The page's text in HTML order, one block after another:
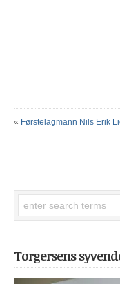
« Førstelagmann Nils Erik
Torgersens